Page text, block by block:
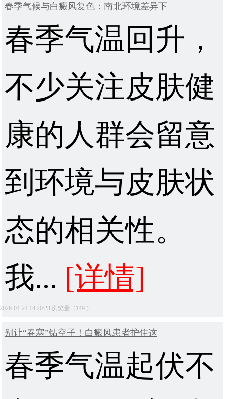
春季气候与白癜风复色：南北环境差异下
春季气温回升，
不少关注皮肤健
康的人群会留意
到环境与皮肤状
态的相关性。
我... [详情]
04-24 14:20:23 浏览量（149 ）
别让“春寒”钻空子！白癜风患者护住这
春季气温起伏不